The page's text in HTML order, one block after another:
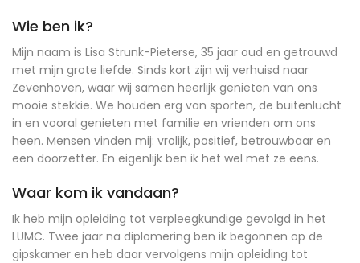
Wie ben ik?
Mijn naam is Lisa Strunk-Pieterse, 35 jaar oud en getrouwd
met mijn grote liefde. Sinds kort zijn wij verhuisd naar
Zevenhoven, waar wij samen heerlijk genieten van ons
mooie stekkie. We houden erg van sporten, de buitenlucht
in en vooral genieten met familie en vrienden om ons
heen. Mensen vinden mij: vrolijk, positief, betrouwbaar en
een doorzetter. En eigenlijk ben ik het wel met ze eens.
Waar kom ik vandaan?
Ik heb mijn opleiding tot verpleegkundige gevolgd in het
LUMC. Twee jaar na diplomering ben ik begonnen op de
gipskamer en heb daar vervolgens mijn opleiding tot